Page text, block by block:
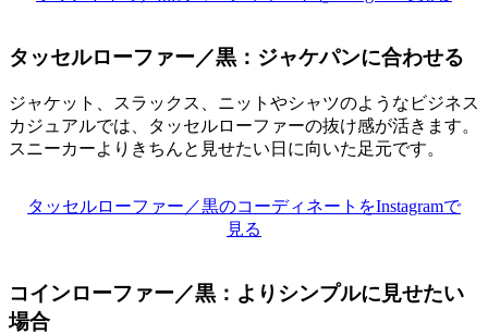
タッセルローファー／黒：ジャケパンに合わせる
ジャケット、スラックス、ニットやシャツのようなビジネス
カジュアルでは、タッセルローファーの抜け感が活きます。
スニーカーよりきちんと見せたい日に向いた足元です。
タッセルローファー／黒のコーディネートをInstagramで
見る
コインローファー／黒：よりシンプルに見せたい
場合